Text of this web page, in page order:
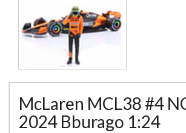
McLaren MCL38 #4
2024 Bburago 1:24